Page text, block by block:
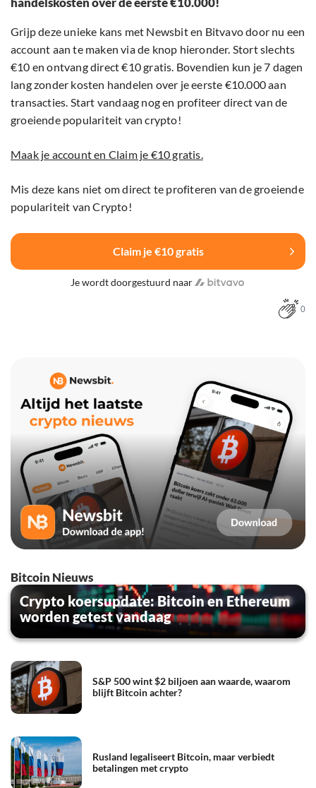
Grijp deze unieke kans met Newsbit en Bitvavo door nu een
account aan te maken via de knop hieronder. Stort slechts
€10 en ontvang direct €10 gratis. Bovendien kun je 7 dagen
lang zonder kosten handelen over je eerste €10.000 aan
transacties. Start vandaag nog en profiteer direct van de
groeiende populariteit van crypto!
Maak je account en Claim je €10 gratis.
Mis deze kans niet om direct te profiteren van de groeiende
populariteit van Crypto!
Claim je €10 gratis
Je wordt doorgestuurd naar
0
Bitcoin Nieuws
Crypto koersupdate: Bitcoin en Ethereum
worden getest vandaag
S&P 500 wint $2 biljoen aan waarde, waarom
blijft Bitcoin achter?
Rusland legaliseert Bitcoin, maar verbiedt
betalingen met crypto